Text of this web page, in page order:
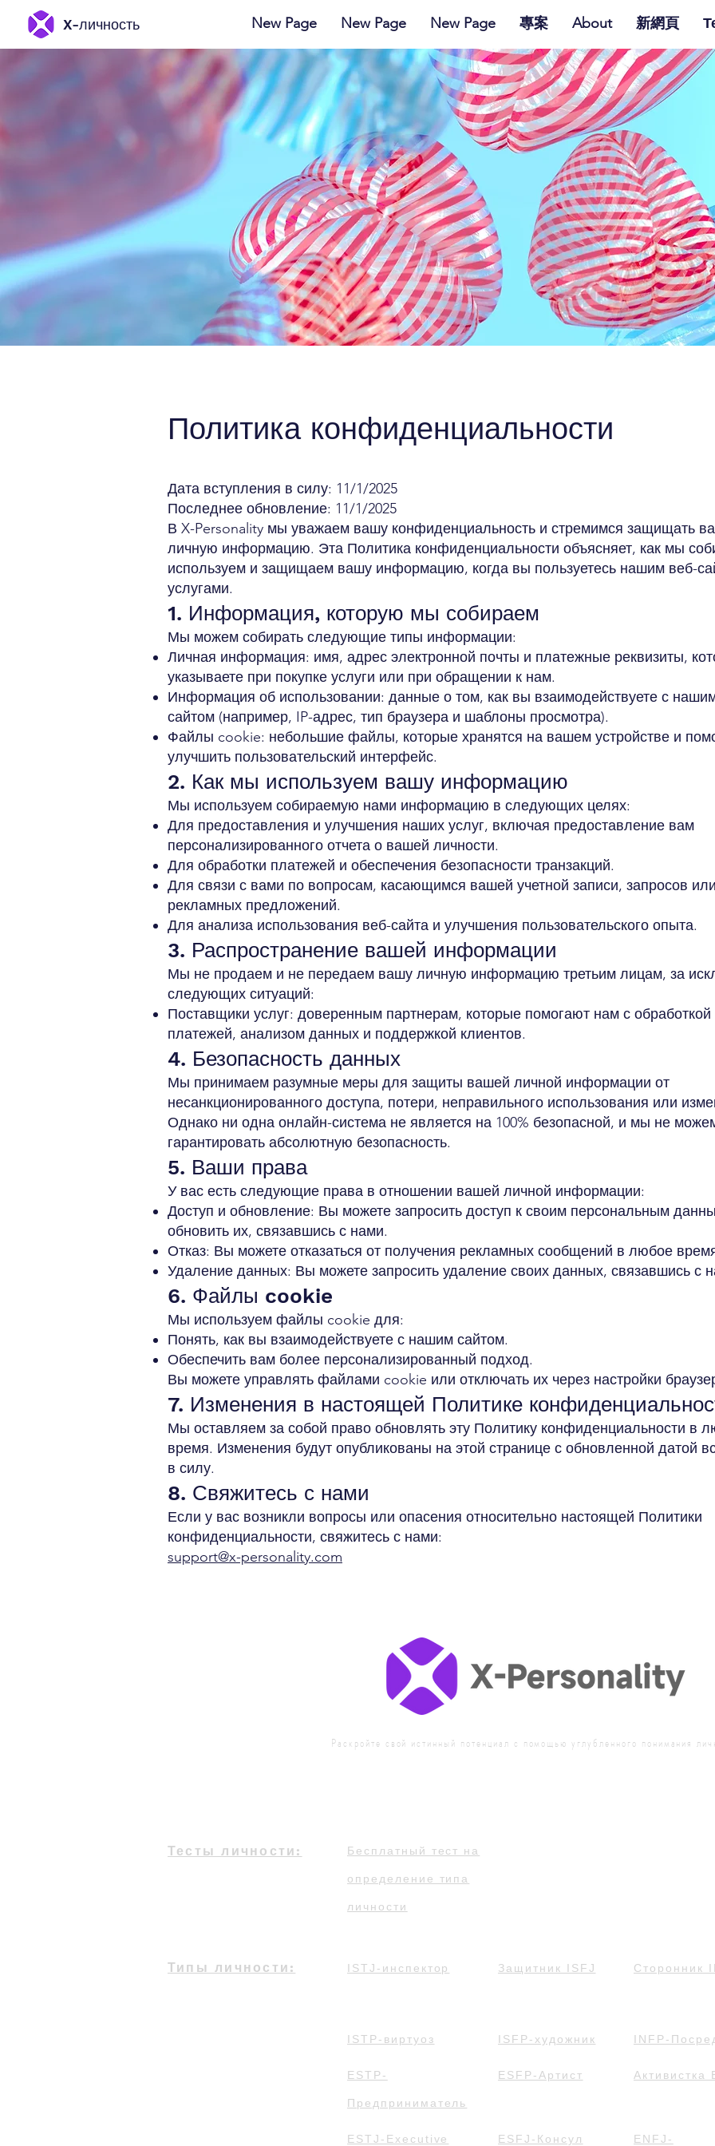
X-личность New Page New Page New Page 專案 About 新網頁
Политика конфиденциальности
Дата вступления в силу: 11/1/2025
Последнее обновление: 11/1/2025
В X-Personality мы уважаем вашу конфиденциальность и стремимся защищать
личную информацию. Эта Политика конфиденциальности объясняет, как мы
используем и защищаем вашу информацию, когда вы пользуетесь нашим веб-
услугами.
1. Информация, которую мы собираем
Мы можем собирать следующие типы информации:
Личная информация: имя, адрес электронной почты и платежные реквизиты,
указываете при покупке услуги или при обращении к нам.
Информация об использовании: данные о том, как вы взаимодействуете с
сайтом (например, IP-адрес, тип браузера и шаблоны просмотра).
Файлы cookie: небольшие файлы, которые хранятся на вашем устройстве и
улучшить пользовательский интерфейс.
2. Как мы используем вашу информацию
Мы используем собираемую нами информацию в следующих целях:
Для предоставления и улучшения наших услуг, включая предоставление вам
персонализированного отчета о вашей личности.
Для обработки платежей и обеспечения безопасности транзакций.
Для связи с вами по вопросам, касающимся вашей учетной записи, запросов или
рекламных предложений.
Для анализа использования веб-сайта и улучшения пользовательского опыта.
3. Распространение вашей информации
Мы не продаем и не передаем вашу личную информацию третьим лицам, за
следующих ситуаций:
Поставщики услуг: доверенным партнерам, которые помогают нам с обработкой
платежей, анализом данных и поддержкой клиентов.
4. Безопасность данных
Мы принимаем разумные меры для защиты вашей личной информации от
несанкционированного доступа, потери, неправильного использования или
Однако ни одна онлайн-система не является на 100% безопасной, и мы не
гарантировать абсолютную безопасность.
5. Ваши права
У вас есть следующие права в отношении вашей личной информации:
Доступ и обновление: Вы можете запросить доступ к своим персональным
обновить их, связавшись с нами.
Отказ: Вы можете отказаться от получения рекламных сообщений в любое
Удаление данных: Вы можете запросить удаление своих данных, связавшись с
6. Файлы cookie
Мы используем файлы cookie для:
Понять, как вы взаимодействуете с нашим сайтом.
Обеспечить вам более персонализированный подход.
Вы можете управлять файлами cookie или отключать их через настройки
7. Изменения в настоящей Политике
Мы оставляем за собой право обновлять эту Политику конфиденциальности в
время. Изменения будут опубликованы на этой странице с обновленной датой
в силу.
8. Свяжитесь с нами
Если у вас возникли вопросы или опасения относительно настоящей Политики
конфиденциальности, свяжитесь с нами:
support@x-personality.com
Раскройте свой истинный потенциал с помощью углубленного понимания
Тесты личности:
Типы личности:
Бесплатный тест на
определение типа
личности
ISTJ-инспектор
ISTP-виртуоз
ESTP-
Предприниматель
ESTJ-Executive
Защитник ISFJ
ISFP-художник
ESFP-Артист
ESFJ-Консул
Сторонник
INFP-
Активистка
ENFJ-